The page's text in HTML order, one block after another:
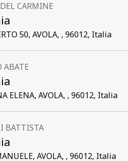
CARMINE
50, AVOLA, , 96012, Italia
ABATE
ELENA, AVOLA, , 96012, Italia
BATTISTA
AVOLA, , 96012, Italia